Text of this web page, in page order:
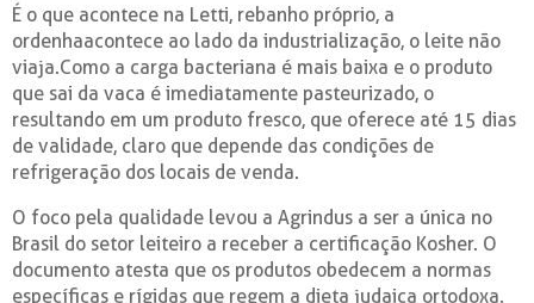
É o que acontece na Letti, rebanho próprio, a
ordenhaacontece ao lado da industrialização, o leite não
viaja.Como a carga bacteriana é mais baixa e o produto
que sai da vaca é imediatamente pasteurizado, o
resultando em um produto fresco, que oferece até 15 dias
de validade, claro que depende das condições de
refrigeração dos locais de venda.
O foco pela qualidade levou a Agrindus a ser a única no
Brasil do setor leiteiro a receber a certificação Kosher. O
documento atesta que os produtos obedecem a normas
específicas e rígidas que regem a dieta judaica ortodoxa.